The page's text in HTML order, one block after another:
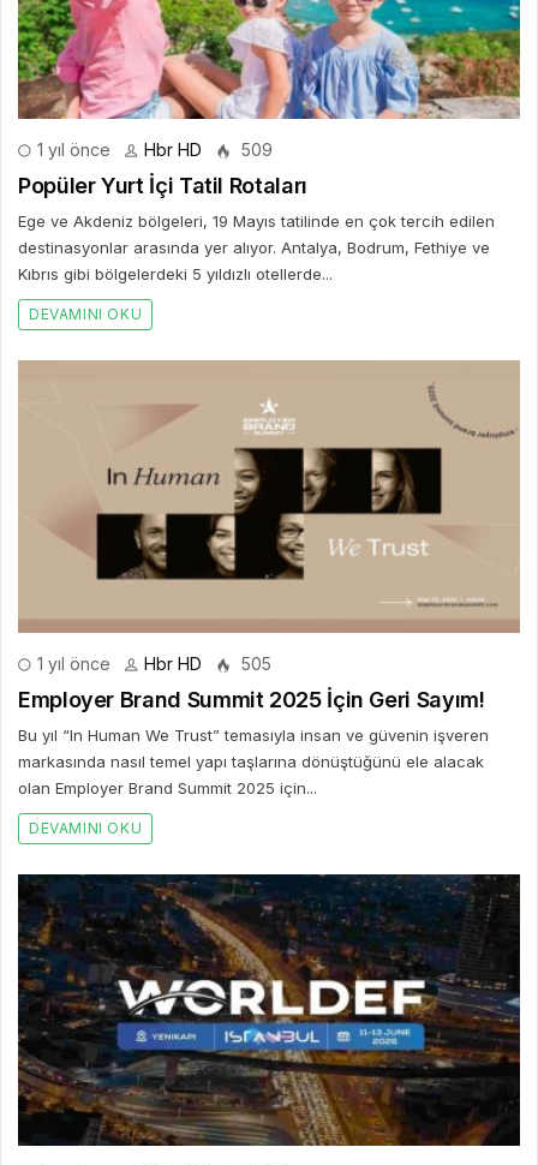
1 yıl önce Hbr HD 509
Popüler Yurt İçi Tatil Rotaları
Ege ve Akdeniz bölgeleri, 19 Mayıs tatilinde en çok tercih edilen
destinasyonlar arasında yer alıyor. Antalya, Bodrum, Fethiye ve
Kıbrıs gibi bölgelerdeki 5 yıldızlı otellerde...
DEVAMINI OKU
1 yıl önce Hbr HD 505
Employer Brand Summit 2025 İçin Geri Sayım!
Bu yıl “In Human We Trust” temasıyla insan ve güvenin işveren
markasında nasıl temel yapı taşlarına dönüştüğünü ele alacak
olan Employer Brand Summit 2025 için...
DEVAMINI OKU